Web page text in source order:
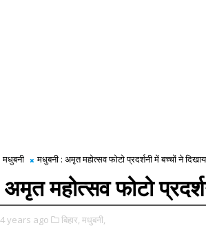
मधुबनी मधुबनी : अमृत महोत्सव फोटो प्रदर्शनी में बच्चों ने
महोत्सव फोटो
4 years ago बिहार, मधुबनी,